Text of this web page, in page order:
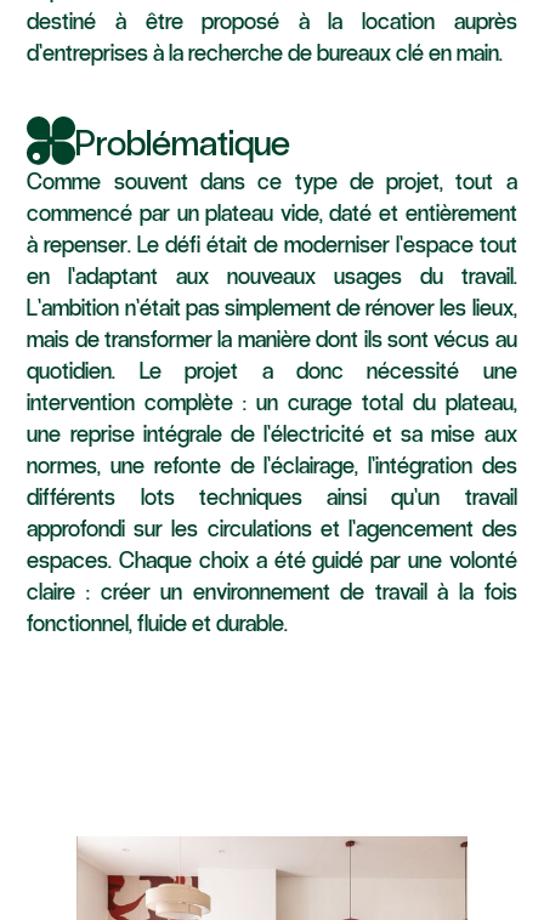
destiné à être proposé à la location auprès
d’entreprises à la recherche de bureaux clé en main.
Problématique
Comme souvent dans ce type de projet, tout a
commencé par un plateau vide, daté et entièrement
à repenser. Le défi était de moderniser l’espace tout
en l’adaptant aux nouveaux usages du travail.
L’ambition n’était pas simplement de rénover les lieux,
mais de transformer la manière dont ils sont vécus au
quotidien. Le projet a donc nécessité une
intervention complète : un curage total du plateau,
une reprise intégrale de l’électricité et sa mise aux
normes, une refonte de l’éclairage, l’intégration des
différents lots techniques ainsi qu’un travail
approfondi sur les circulations et l’agencement des
espaces. Chaque choix a été guidé par une volonté
claire : créer un environnement de travail à la fois
fonctionnel, fluide et durable.